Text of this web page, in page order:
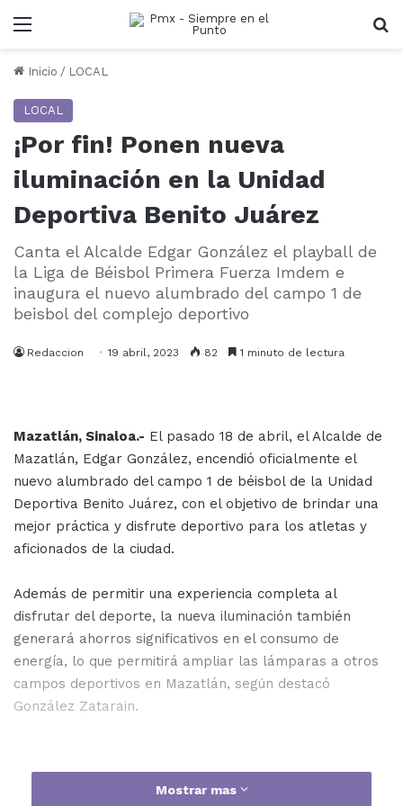
Menu
Inicio / LOCAL
LOCAL
¡Por fin! Ponen nueva
iluminación en la Unidad
Deportiva Benito Juárez
Canta el Alcalde Edgar González el playball de
la Liga de Béisbol Primera Fuerza Imdem e
inaugura el nuevo alumbrado del campo 1 de
beisbol del complejo deportivo
Redaccion 19 abril, 2023 82 1 minuto de lectura
Mazatlán, Sinaloa.- El pasado 18 de abril, el Alcalde de
Mazatlán, Edgar González, encendió oficialmente el
nuevo alumbrado del campo 1 de béisbol de la Unidad
Deportiva Benito Juárez, con el objetivo de brindar una
mejor práctica y disfrute deportivo para los atletas y
aficionados de la ciudad.
Además de permitir una experiencia completa al
disfrutar del deporte, la nueva iluminación también
generará ahorros significativos en el consumo de
energía, lo que permitirá ampliar las lámparas a otros
campos deportivos en Mazatlán, según destacó
González Zatarain.
Mostrar mas